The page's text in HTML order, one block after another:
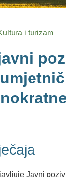
i turizam
Javni